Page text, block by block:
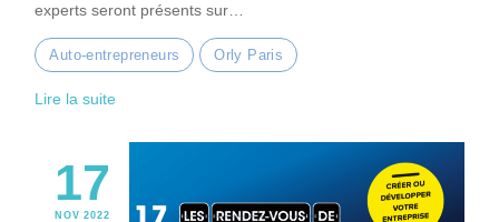
experts seront présents sur…
Auto-entrepreneurs Orly Paris
Lire la suite
17
NOV 2022